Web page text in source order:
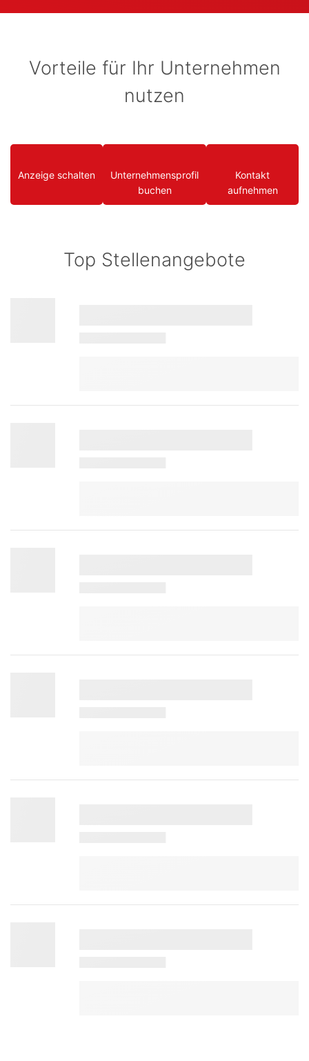
Vorteile für Ihr Unternehmen
nutzen
Anzeige schalten
Unternehmensprofil
buchen
Kontakt
aufnehmen
Top Stellenangebote